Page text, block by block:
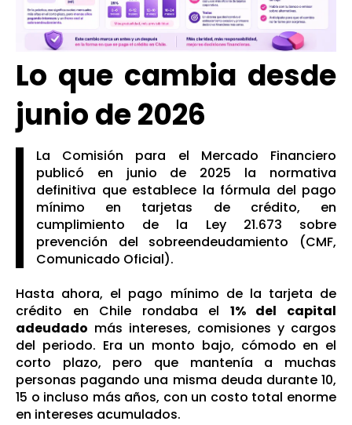
Lo que cambia desde
junio de 2026
La Comisión para el Mercado Financiero
publicó en junio de 2025 la normativa
definitiva que establece la fórmula del pago
mínimo en tarjetas de crédito, en
cumplimiento de la Ley 21.673 sobre
prevención del sobreendeudamiento (CMF,
Comunicado Oficial).
Hasta ahora, el pago mínimo de la tarjeta de
crédito en Chile rondaba el
1% del capital
adeudado más intereses, comisiones y cargos
del periodo. Era un monto bajo, cómodo en el
corto plazo, pero que mantenía a muchas
personas pagando una misma deuda durante 10,
15 o incluso más años, con un costo total enorme
en intereses acumulados.